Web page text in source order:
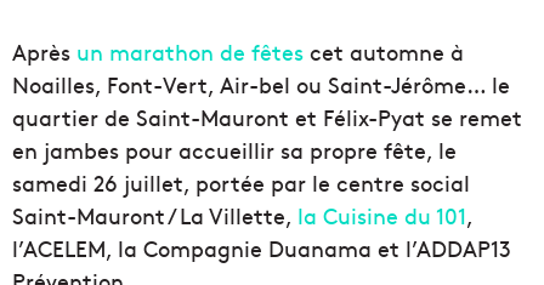
Après un marathon de fêtes cet automne à
Noailles, Font-Vert, Air-bel ou Saint-Jérôme… le
quartier de Saint-Mauront et Félix-Pyat se remet
en jambes pour accueillir sa propre fête, le
samedi 26 juillet, portée par le centre social
Saint-Mauront / La Villette, la Cuisine du 101,
l’ACELEM, la Compagnie Duanama et l’ADDAP13